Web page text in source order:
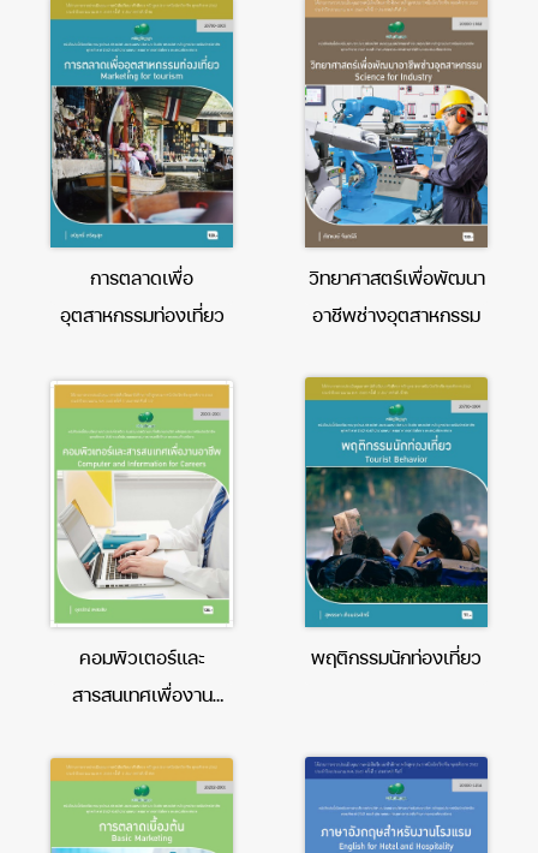
การตลาดเพื่อ
อุตสาหกรรมท่องเที่ยว
วิทยาศาสตร์เพื่อพัฒนา
อาชีพช่างอุตสาหกรรม
คอมพิวเตอร์และ
สารสนเทศเพื่องาน
พฤติกรรมนักท่องเที่ยว